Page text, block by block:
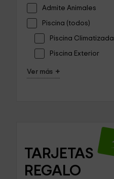
Admite Animales
Piscina (todos)
Piscina Climatizada
Piscina Exterior
Ver más +
TARJETAS
REGALO